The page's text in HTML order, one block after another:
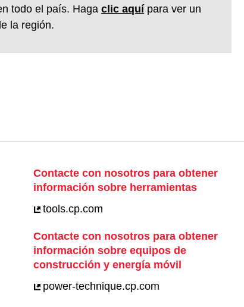
todo el país. Hagaclic aquí para ver un
la región.
Contacte con nosotros para obtener
información sobre herramientas
tools.cp.com
Contacte con nosotros para obtener
información sobre equipos de
construcción y energía móvil
power-technique.cp.com